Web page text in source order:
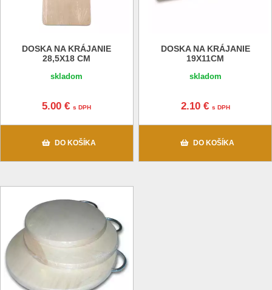
DOSKA NA KRÁJANIE
28,5X18 CM
skladom
5.00 €s DPH
DO KOŠÍKA
DOSKA NA KRÁJANIE
19X11CM
skladom
2.10 € s DPH
DO KOŠÍKA